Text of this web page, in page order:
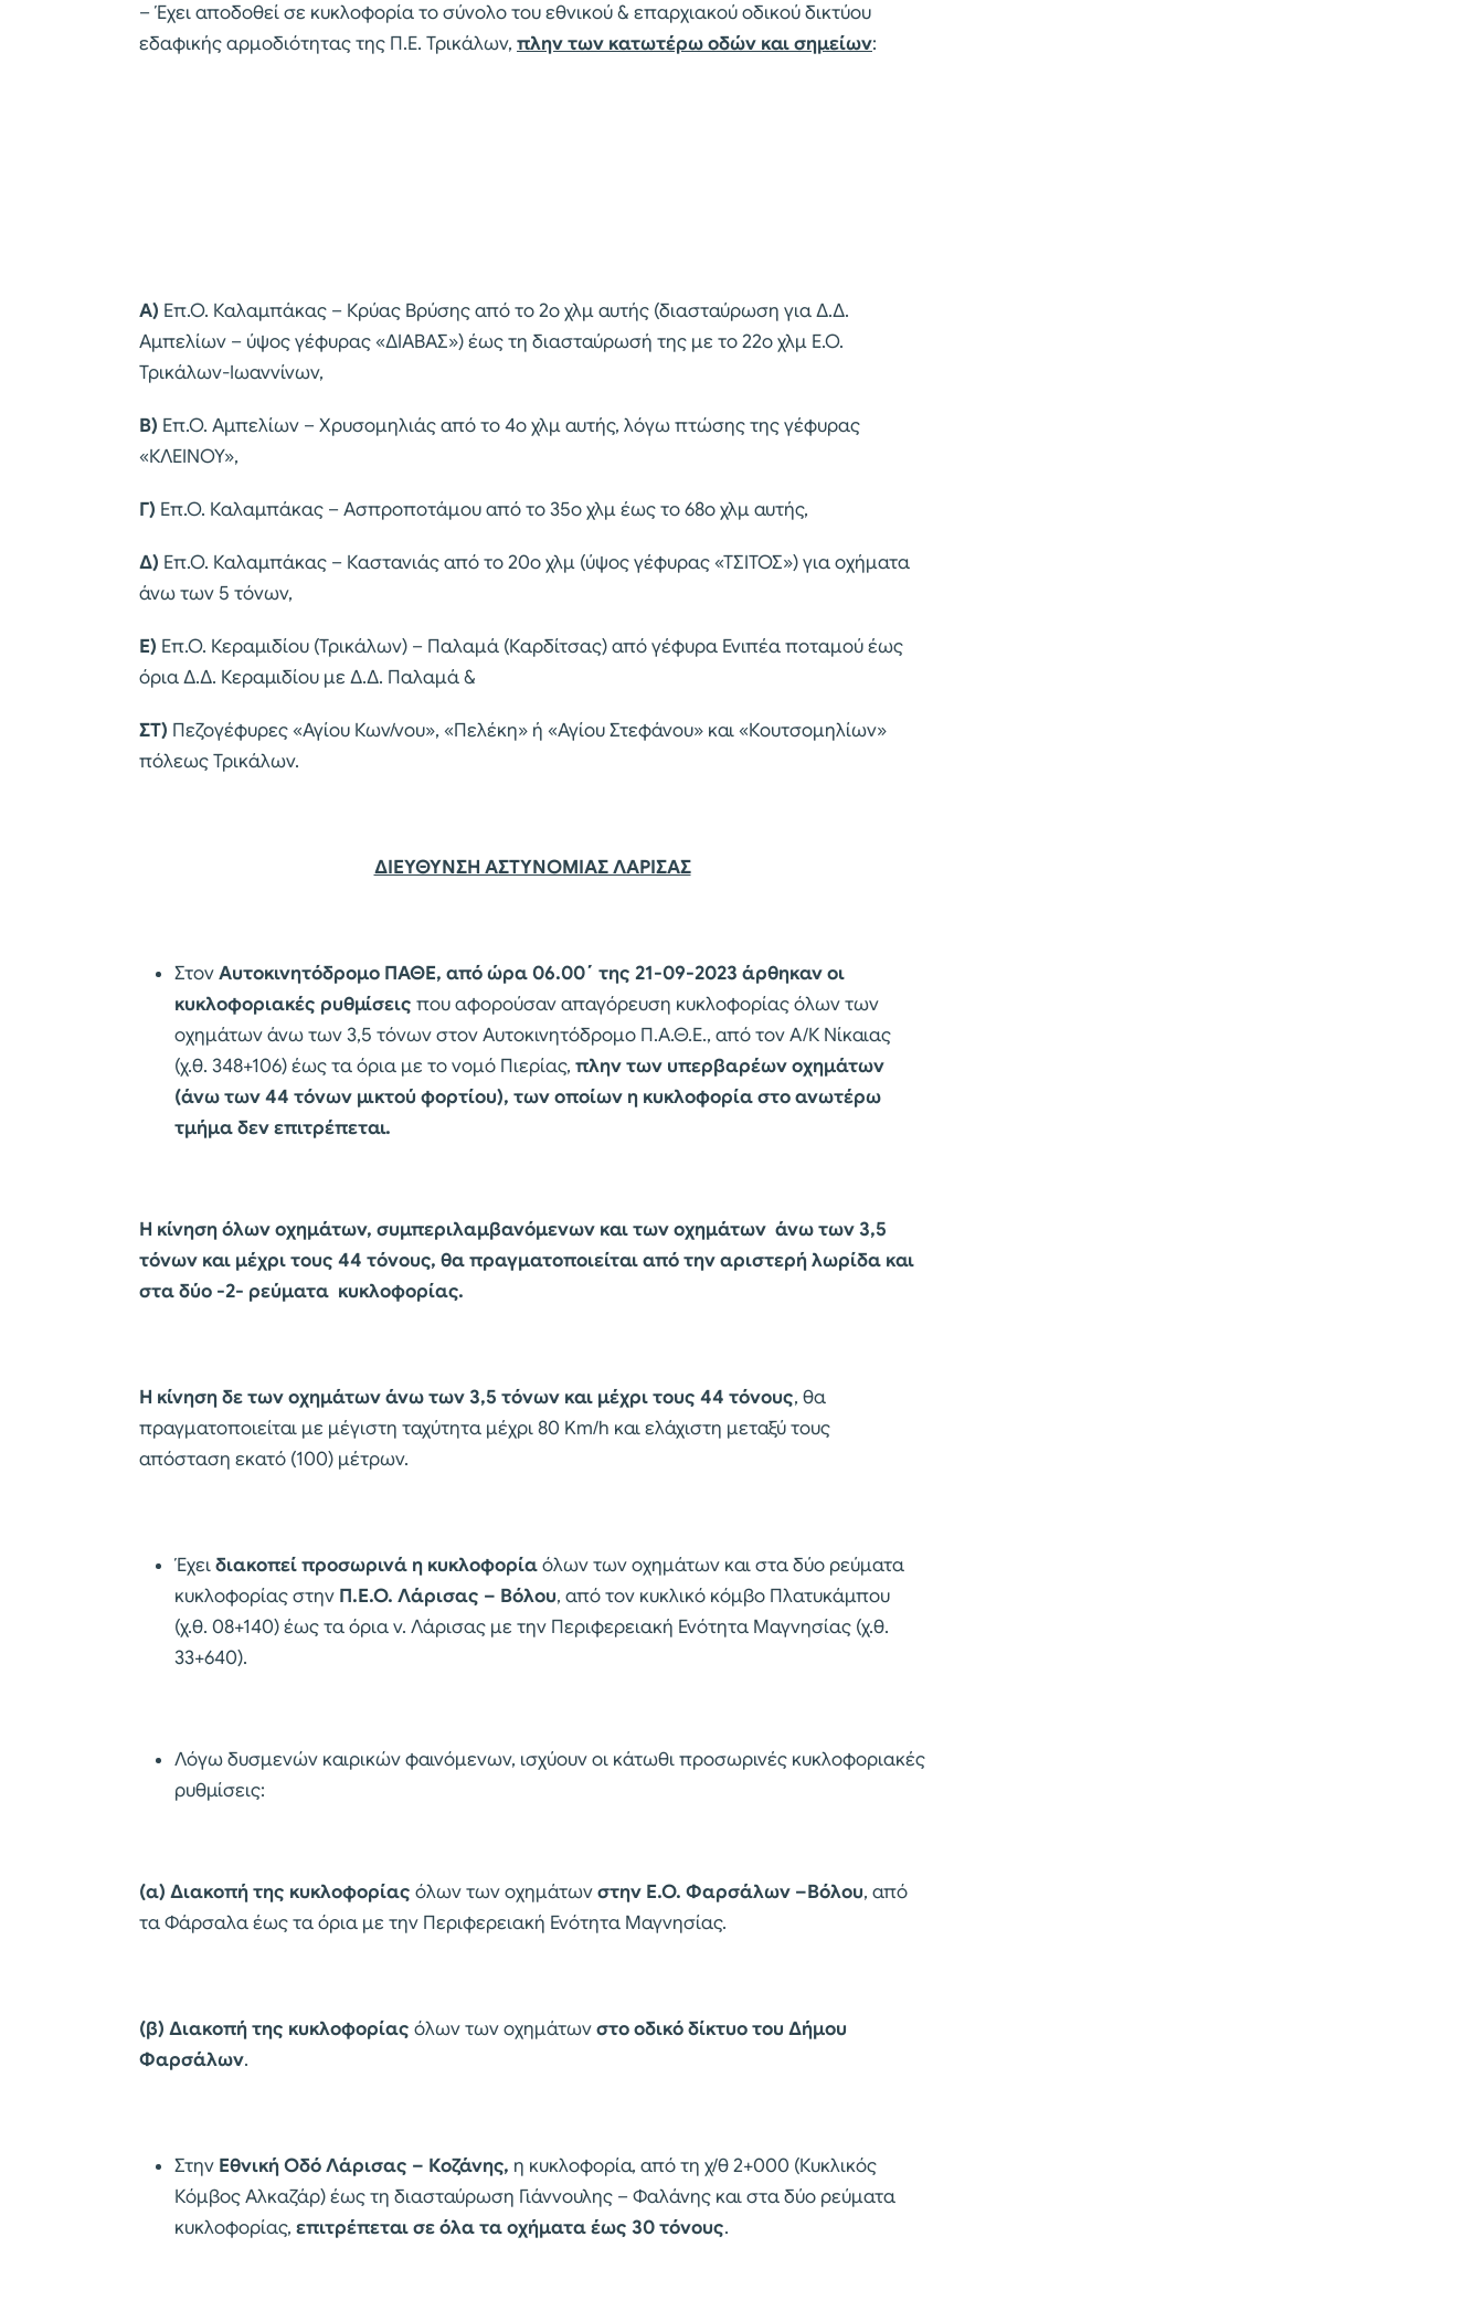
– Έχει αποδοθεί σε κυκλοφορία το σύνολο του εθνικού & επαρχιακού οδικού δικτύου
εδαφικής αρμοδιότητας της Π.Ε. Τρικάλων, πλην των κατωτέρω οδών και σημείων:
Α) Επ.Ο. Καλαμπάκας – Κρύας Βρύσης από το 2ο χλμ αυτής (διασταύρωση για Δ.Δ.
Αμπελίων – ύψος γέφυρας «ΔΙΑΒΑΣ») έως τη διασταύρωσή της με το 22ο χλμ Ε.Ο.
Τρικάλων-Ιωαννίνων,
Β) Επ.Ο. Αμπελίων – Χρυσομηλιάς από το 4ο χλμ αυτής, λόγω πτώσης της γέφυρας
«ΚΛΕΙΝΟΥ»,
Γ) Επ.Ο. Καλαμπάκας – Ασπροποτάμου από το 35ο χλμ έως το 68ο χλμ αυτής,
Δ) Επ.Ο. Καλαμπάκας – Καστανιάς από το 20ο χλμ (ύψος γέφυρας «ΤΣΙΤΟΣ») για οχήματα
άνω των 5 τόνων,
Ε) Επ.Ο. Κεραμιδίου (Τρικάλων) – Παλαμά (Καρδίτσας) από γέφυρα Ενιπέα ποταμού έως
όρια Δ.Δ. Κεραμιδίου με Δ.Δ. Παλαμά &
ΣΤ) Πεζογέφυρες «Αγίου Κων/νου», «Πελέκη» ή «Αγίου Στεφάνου» και «Κουτσομηλίων»
πόλεως Τρικάλων.
ΔΙΕΥΘΥΝΣΗ ΑΣΤΥΝΟΜΙΑΣ ΛΑΡΙΣΑΣ
ΣτονΑυτοκινητόδρομο ΠΑΘΕ, από ώρα 06.00΄ της 21-09-2023 άρθηκαν οι
κυκλοφοριακές ρυθμίσεις που αφορούσαν απαγόρευση κυκλοφορίας όλων των
οχημάτων άνω των 3,5 τόνων στον Αυτοκινητόδρομο Π.Α.Θ.Ε., από τον Α/Κ Νίκαιας
(χ.θ. 348+106) έως τα όρια με το νομό Πιερίας, πλην των υπερβαρέων οχημάτων
(άνω των 44 τόνων μικτού φορτίου), των οποίων η κυκλοφορία στο ανωτέρω
τμήμα δεν επιτρέπεται.
Η κίνηση όλων οχημάτων, συμπεριλαμβανόμενων και των οχημάτων άνω των 3,5
τόνων και μέχρι τους 44 τόνους, θα πραγματοποιείται από την αριστερή λωρίδα και
στα δύο -2- ρεύματα κυκλοφορίας.
Η κίνηση δε των οχημάτων άνω των 3,5 τόνων και μέχρι τους 44 τόνους, θα
πραγματοποιείται με μέγιστη ταχύτητα μέχρι 80 Km/h και ελάχιστη μεταξύ τους
απόσταση εκατό (100) μέτρων.
Έχειδιακοπεί προσωρινά η κυκλοφορίαόλων των οχημάτων και στα δύο ρεύματα
κυκλοφορίας στην Π.Ε.Ο. Λάρισας – Βόλου, από τον κυκλικό κόμβο Πλατυκάμπου
(χ.θ. 08+140) έως τα όρια ν. Λάρισας με την Περιφερειακή Ενότητα Μαγνησίας (χ.θ.
33+640).
Λόγω δυσμενών καιρικών φαινόμενων, ισχύουν οι κάτωθι προσωρινές κυκλοφοριακές
ρυθμίσεις:
(α) Διακοπή της κυκλοφορίας όλων των οχημάτωνστην Ε.Ο. Φαρσάλων –Βόλου, από
τα Φάρσαλα έως τα όρια με την Περιφερειακή Ενότητα Μαγνησίας.
(β) Διακοπή της κυκλοφορίας όλων των οχημάτωνστο οδικό δίκτυο του Δήμου
Φαρσάλων.
Στην Εθνική Οδό Λάρισας – Κοζάνης, η κυκλοφορία, από τη χ/θ 2+000 (Κυκλικός
Κόμβος Αλκαζάρ) έως τη διασταύρωση Γιάννουλης – Φαλάνης και στα δύο ρεύματα
κυκλοφορίας, επιτρέπεται σε όλα τα οχήματα έως 30 τόνους.